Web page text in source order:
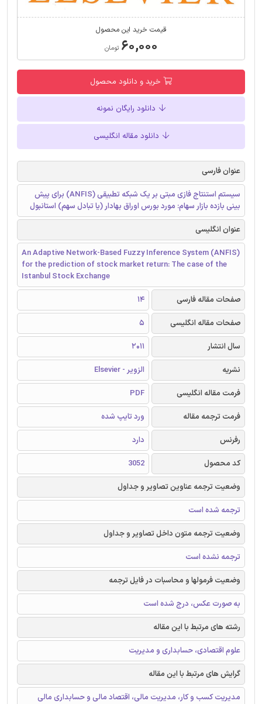
قیمت خرید این محصول
۶۰,۰۰۰ تومان
خرید و دانلود محصول
دانلود رایگان نمونه
دانلود مقاله انگلیسی
عنوان فارسی
سیستم استنتاج فازی مبتی بر یک شبکه تطبیقی (ANFIS) برای پیش
بینی بازده بازار سهام: مورد بورس اوراق بهادار (یا تبادل سهم) استانبول
عنوان انگلیسی
An Adaptive Network-Based Fuzzy Inference System (ANFIS)
for the prediction of stock market return: The case of the
Istanbul Stock Exchange
صفحات مقاله فارسی
14
صفحات مقاله انگلیسی
5
سال انتشار
2011
نشریه
الزویر - Elsevier
فرمت مقاله انگلیسی
PDF
فرمت ترجمه مقاله
ورد تایپ شده
رفرنس
دارد
کد محصول
3052
وضعیت ترجمه عناوین تصاویر و جداول
ترجمه شده است
وضعیت ترجمه متون داخل تصاویر و جداول
ترجمه نشده است
وضعیت فرمولها و محاسبات در فایل ترجمه
به صورت عکس، درج شده است
رشته های مرتبط با این مقاله
علوم اقتصادی، حسابداری و مدیریت
گرایش های مرتبط با این مقاله
مدیریت کسب و کار، مدیریت مالی، اقتصاد مالی و حسابداری مالی